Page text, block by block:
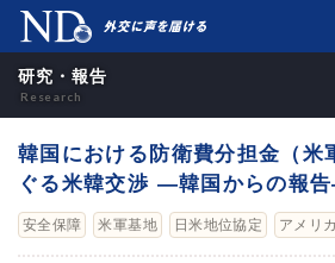
研究・報告
韓国における防衛費分担金（米
ぐる米韓交渉 ―韓国からの報
安全保障 米軍基地 日米地位協定 アメリカ